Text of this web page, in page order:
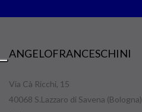
ANGELOFRANCESCHINI
Via Cà Ricchi, 15
40068 S.Lazzaro di Savena (Bologna)